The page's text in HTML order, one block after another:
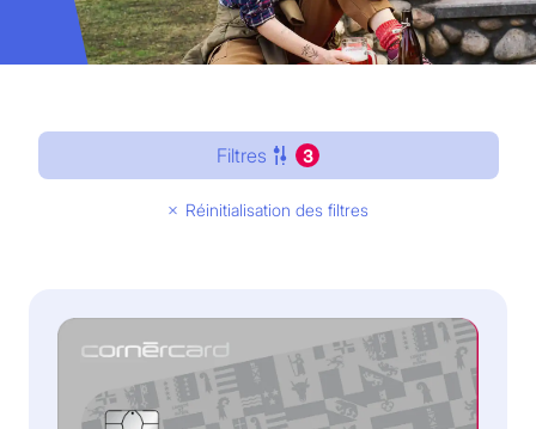
Filtres 3
Réinitialisation des filtres